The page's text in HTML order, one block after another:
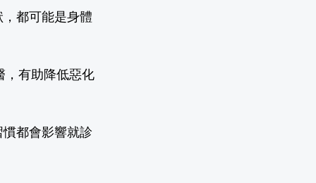
都可能是身體
，有助降低惡化
都會影響就診